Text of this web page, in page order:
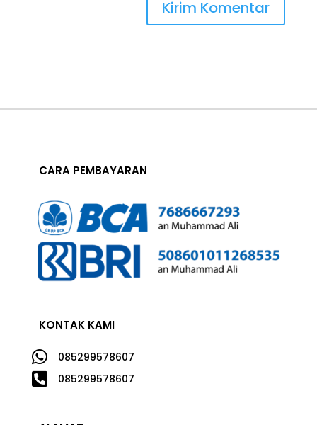
CARA PEMBAYARAN
KONTAK KAMI
 085299578607
 085299578607